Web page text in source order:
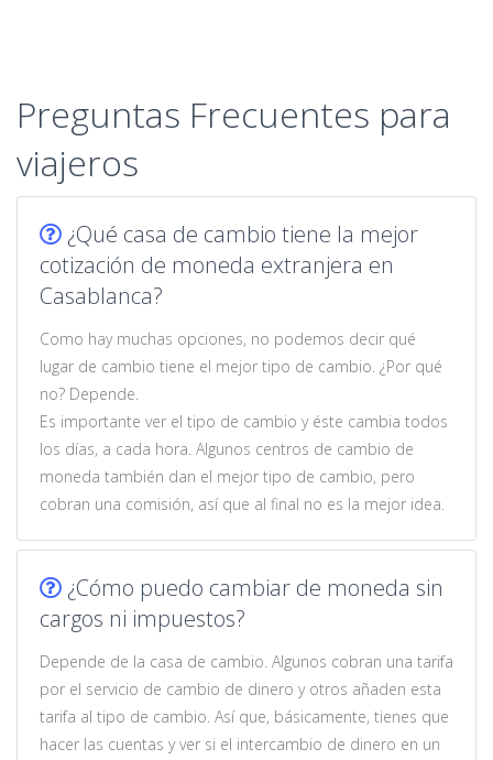
Preguntas Frecuentes para
viajeros
¿Qué casa de cambio tiene la mejor
cotización de moneda extranjera en
Casablanca?
Como hay muchas opciones, no podemos decir qué
lugar de cambio tiene el mejor tipo de cambio. ¿Por qué
no? Depende.
Es importante ver el tipo de cambio y éste cambia todos
los días, a cada hora. Algunos centros de cambio de
moneda también dan el mejor tipo de cambio, pero
cobran una comisión, así que al final no es la mejor idea.
¿Cómo puedo cambiar de moneda sin
cargos ni impuestos?
Depende de la casa de cambio. Algunos cobran una tarifa
por el servicio de cambio de dinero y otros añaden esta
tarifa al tipo de cambio. Así que, básicamente, tienes que
hacer las cuentas y ver si el intercambio de dinero en un